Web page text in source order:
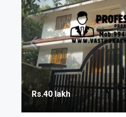
Rs.40 lakh